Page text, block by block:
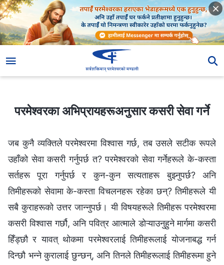
परमेश्‍वरका अभिप्रायहरूअनुसार कसरी सेवा गर्ने
परमेश्‍वरका अभिप्रायहरूअनुसार कसरी सेवा गर्ने
जब कुनै व्यक्तिले परमेश्‍वरमा विश्‍वास गर्छ, तब उसले सटीक रूपले
उहाँको सेवा कसरी गर्नुपर्छ त? परमेश्‍वरको सेवा गर्नेहरूले के-कस्ता
सर्तहरू पूरा गर्नुपर्छ र कुन-कुन सत्यताहरू बुझ्नुपर्छ? अनि
तिमीहरूको सेवामा के-कस्ता विचलनहरू रहेका छन्? तिमीहरूले यी
सबै कुराहरूको उत्तर जान्नुपर्छ। यी विषयहरूले तिमीहरू परमेश्‍वरमा
कसरी विश्‍वास गर्छौ, अनि पवित्र आत्माले डोऱ्याउनुहुने मार्गमा कसरी
हिँड्छौ र यावत् थोकमा परमेश्‍वरलाई तिमीहरूलाई योजनाबद्ध गर्न
दिन्छौ भन्‍ने कुरालाई छुन्छन्, अनि तिनले तिमीहरूलाई तिमीहरूमा हुने